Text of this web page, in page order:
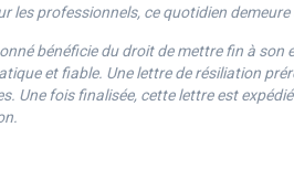
les professionnels, ce quotidien
bénéficie du droit de mettre fin à
et fiable. Une lettre de résiliation
Une fois finalisée, cette lettre est